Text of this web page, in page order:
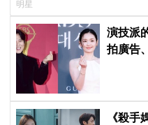
明星
演技派
拍廣告
《殺手